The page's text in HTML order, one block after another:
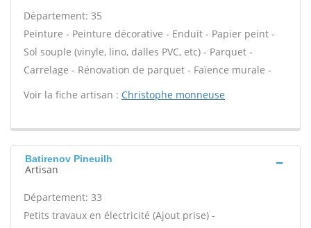
Département: 35
Peinture - Peinture décorative - Enduit - Papier peint -
Sol souple (vinyle, lino, dalles PVC, etc) - Parquet -
Carrelage - Rénovation de parquet - Faïence murale -
Voir la fiche artisan : Christophe monneuse
Batirenov Pineuilh
Artisan
Département: 33
Petits travaux en électricité (Ajout prise) -